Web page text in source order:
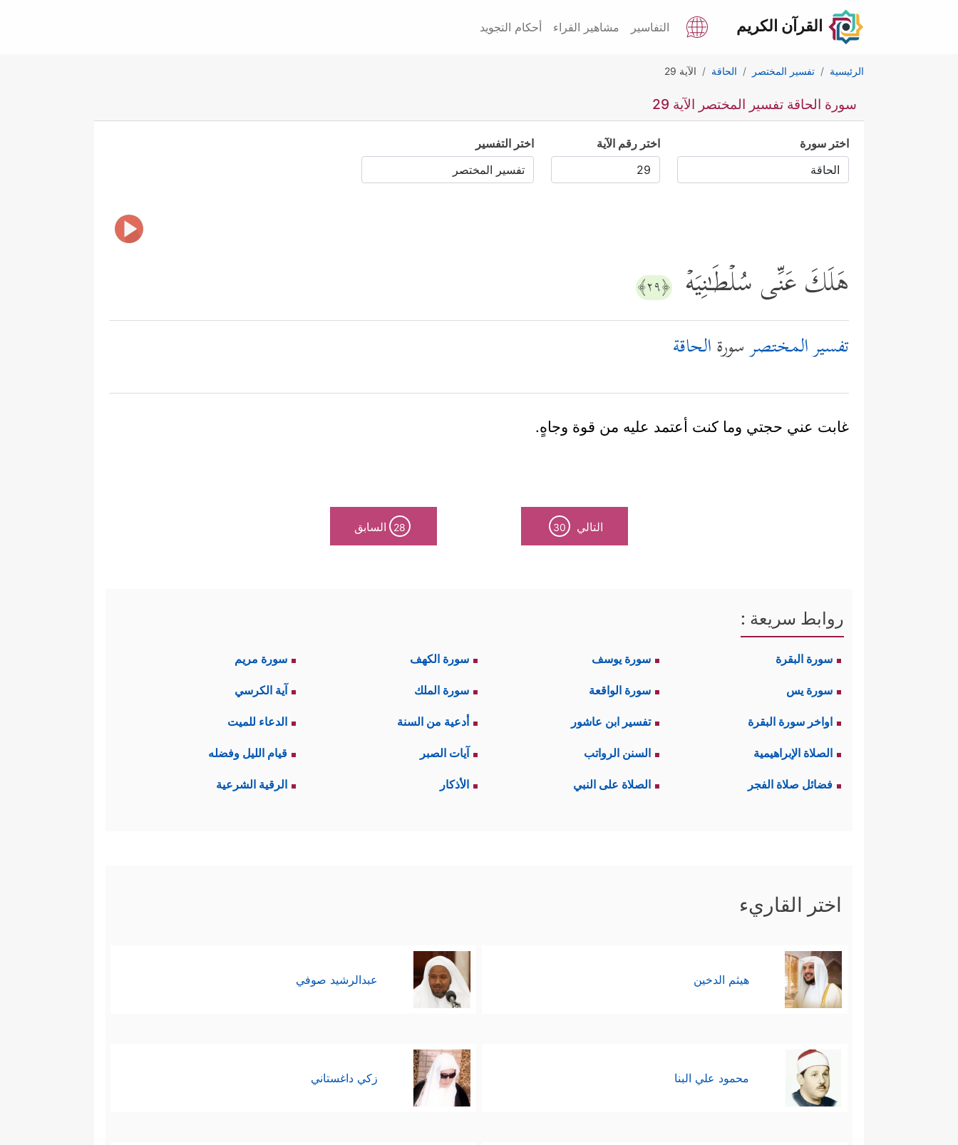
القرآن الكريم التفاسير مشاهير القراء أحكام التجويد
الرئيسية تفسير المختصر الحاقة الآية 29
سورة الحاقة تفسير المختصر الآية 29
اختر سورة اختر رقم الآية اختر التفسير
هَلَكَ عَنِّی سُلۡطَـٰنِیَهۡ ﴿٢٩﴾
تفسير المختصرسورةالحاقة
غابت عني حجتي وما كنت أعتمد عليه من قوة وجاهٍ.
التالي 30
28 السابق
روابط سريعة :
سورة البقرة سورة يوسف سورة الكهف سورة مريم
سورة يس سورة الواقعة سورة الملك آية الكرسي
اواخر سورة البقرة تفسير ابن عاشور أدعية من السنة الدعاء للميت
الصلاة الإبراهيمية السنن الرواتب آيات الصبر قيام الليل وفضله
فضائل صلاة الفجر الصلاة على النبي الأذكار الرقية الشرعية
اختر القاريء
هيثم الدخين عبدالرشيد صوفي
محمود علي البنا زكي داغستاني